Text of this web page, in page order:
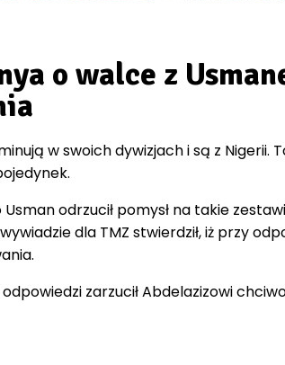
o walce z
w swoich dywizjach i są z Nigerii.
odrzucił pomysł na takie
dla TMZ stwierdził, iż przy
zarzucił Abdelazizowi